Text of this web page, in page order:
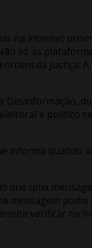
na internet
só as
da
e
informa
uma
verificar na